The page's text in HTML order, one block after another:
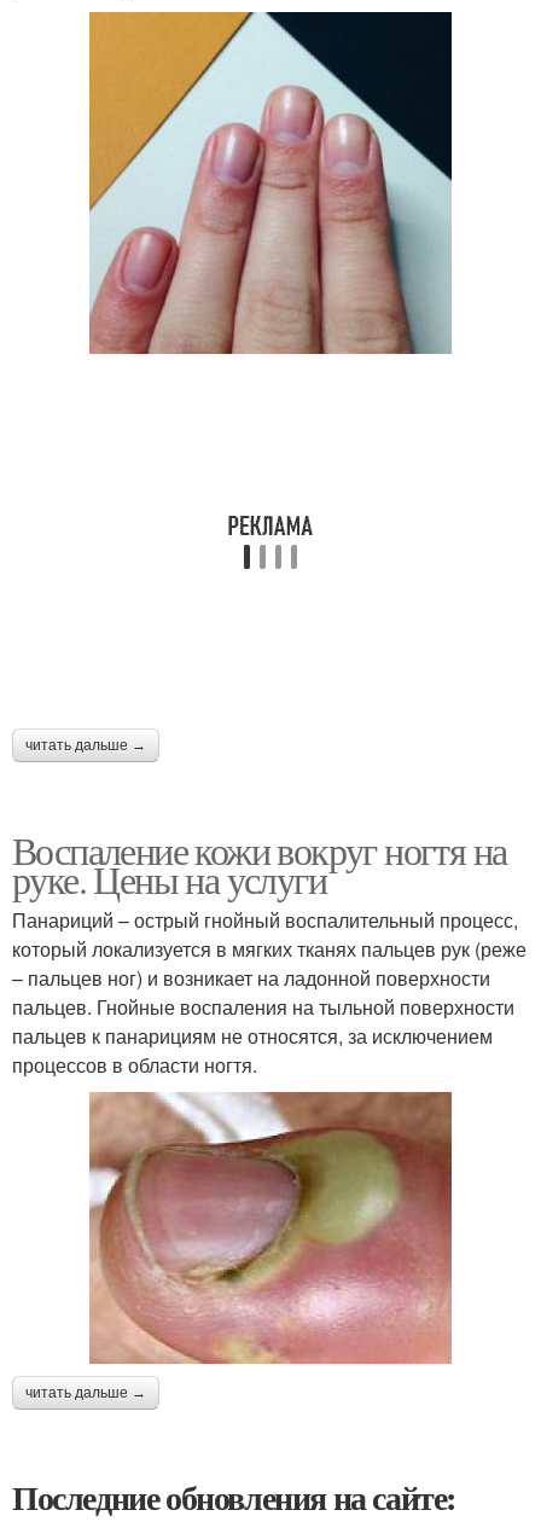
читать дальше →
Воспаление кожи вокруг ногтя на
руке. Цены на услуги
Панариций – острый гнойный воспалительный процесс,
который локализуется в мягких тканях пальцев рук (реже
– пальцев ног) и возникает на ладонной поверхности
пальцев. Гнойные воспаления на тыльной поверхности
пальцев к панарициям не относятся, за исключением
процессов в области ногтя.
читать дальше →
Последние обновления на сайте: